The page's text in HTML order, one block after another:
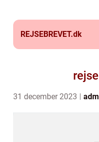
REJSEBREVET.dk
31 december 2023